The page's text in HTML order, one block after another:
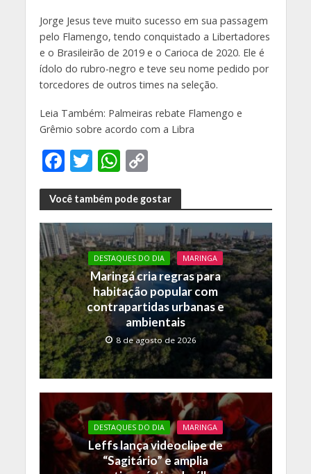
Jorge Jesus teve muito sucesso em sua passagem
pelo Flamengo, tendo conquistado a Libertadores
e o Brasileirão de 2019 e o Carioca de 2020. Ele é
ídolo do rubro-negro e teve seu nome pedido por
torcedores de outros times na seleção.
Leia Também: Palmeiras rebate Flamengo e
Grêmio sobre acordo com a Libra
F
ac
e
b
o
o
k
T
w
itt
er
W
h
at
s
A
p
p
C
o
p
y
Li
n
k
Você também pode gostar
DESTAQUES DO DIA MARINGA
Maringá cria regras para
habitação popular com
contrapartidas urbanas e
ambientais
8 de agosto de 2026
DESTAQUES DO DIA MARINGA
Leffs lança videoclipe de
“Sagitário” e amplia